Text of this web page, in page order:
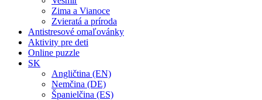
Zima a Vianoce
Zvieratá a príroda
Antistresové omaľovánky
Aktivity pre deti
Online puzzle
SK
Angličtina (EN)
Nemčina (DE)
Španielčina (ES)